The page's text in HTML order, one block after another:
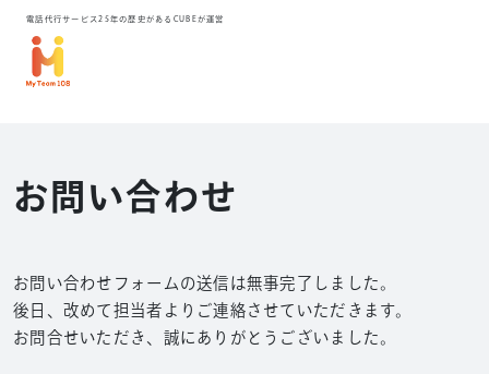
電話代行サービス25年の歴史があるCUBEが運営
お問い合わせ
お問い合わせフォームの送信は無事完了しました。
後日、改めて担当者よりご連絡させていただきます。
お問合せいただき、誠にありがとうございました。